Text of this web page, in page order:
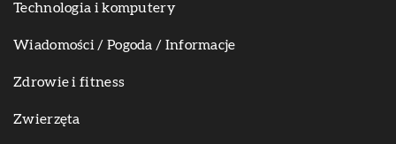
Technologia i komputery
Wiadomości / Pogoda / Informacje
Zdrowie i fitness
Zwierzęta